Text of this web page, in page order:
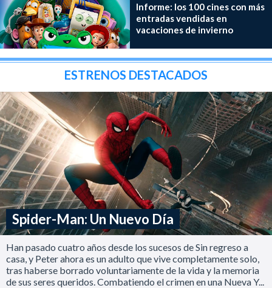
Informe: los 100 cines con más
entradas vendidas en
vacaciones de invierno
ESTRENOS DESTACADOS
Spider-Man: Un Nuevo Día
Han pasado cuatro años desde los sucesos de Sin regreso a
casa, y Peter ahora es un adulto que vive completamente solo,
tras haberse borrado voluntariamente de la vida y la memoria
de sus seres queridos. Combatiendo el crimen en una Nueva Y...